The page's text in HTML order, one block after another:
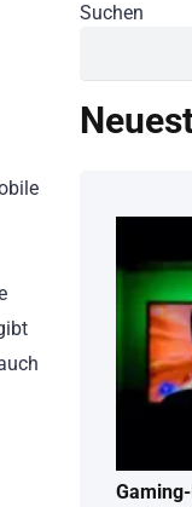
Suchen